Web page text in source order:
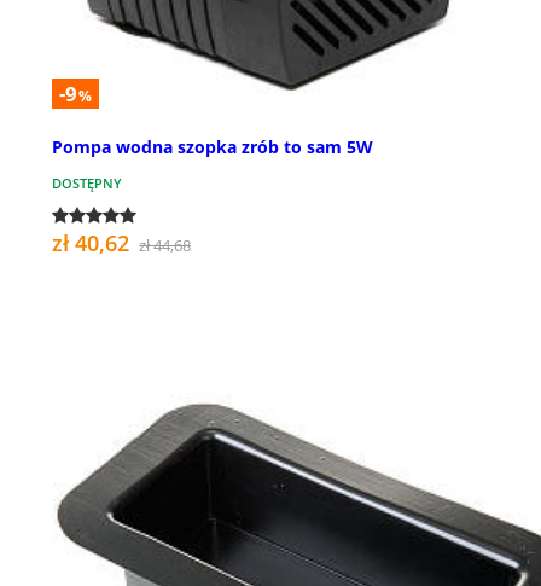
-9%
Pompa wodna szopka zrób to sam 5W
DOSTĘPNY
zł 40,62 zł 44,68